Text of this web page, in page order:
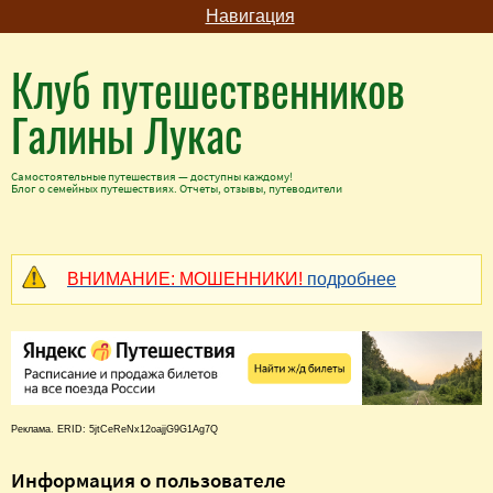
Навигация
Клуб путешественников
Галины Лукас
Самостоятельные путешествия — доступны каждому!
Блог о семейных путешествиях. Отчеты, отзывы, путеводители
ВНИМАНИЕ: МОШЕННИКИ! подробнее
Реклама. ERID: 5jtCeReNx12oajjG9G1Ag7Q
Информация о пользователе